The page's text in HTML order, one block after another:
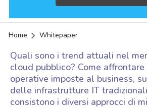
Home Whitepaper
Quali sono i trend attuali nel
cloud pubblico? Come
operative imposte al business,
delle infrastrutture IT
consistono i diversi approcci di